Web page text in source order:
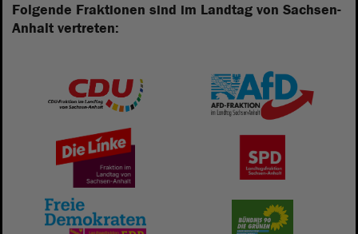
Folgende Fraktionen sind im Landtag von Sachsen-
Anhalt vertreten: